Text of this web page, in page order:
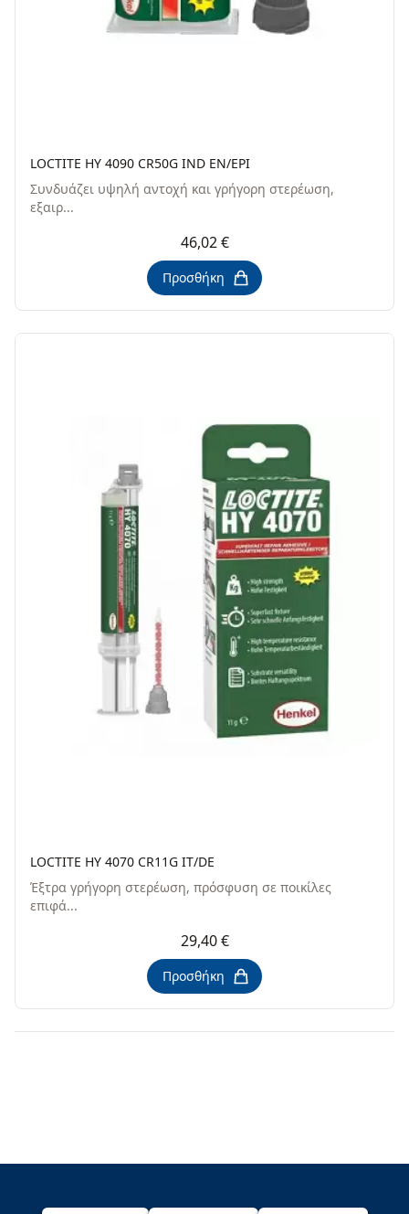
LOCTITE HY 4090 CR50G IND EN/EPI
Συνδυάζει υψηλή αντοχή και γρήγορη στερέωση,
εξαιρ...
46,02 €
Προσθήκη
LOCTITE HY 4070 CR11G IT/DE
Έξτρα γρήγορη στερέωση, πρόσφυση σε ποικίλες
επιφά...
29,40 €
Προσθήκη